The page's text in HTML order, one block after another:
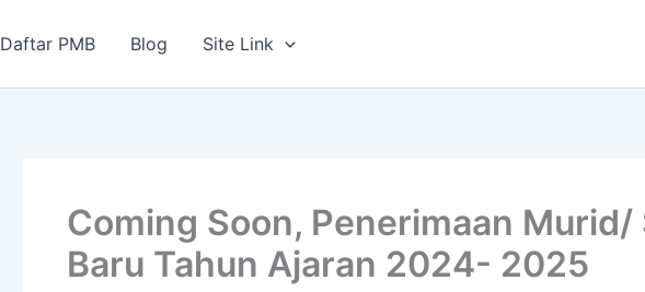
Daftar PMB Blog Site Link
Coming Soon, Penerimaan Murid/
Baru Tahun Ajaran 2024- 2025